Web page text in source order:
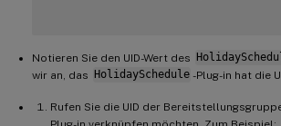
Notieren Sie den UID-Wert des
wir an, das
HolidaySchedule -Plug-in hat die
Rufen Sie die UID der